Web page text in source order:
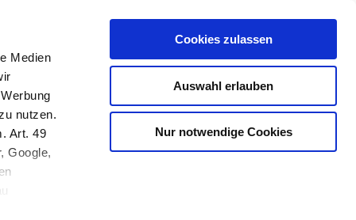
Medien
nutzen.
Art. 49
Google,
Cookies zulassen
Auswahl erlauben
Nur notwendige Cookies